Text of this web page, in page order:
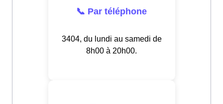
📞 Par téléphone
3404, du lundi au samedi de
8h00 à 20h00.